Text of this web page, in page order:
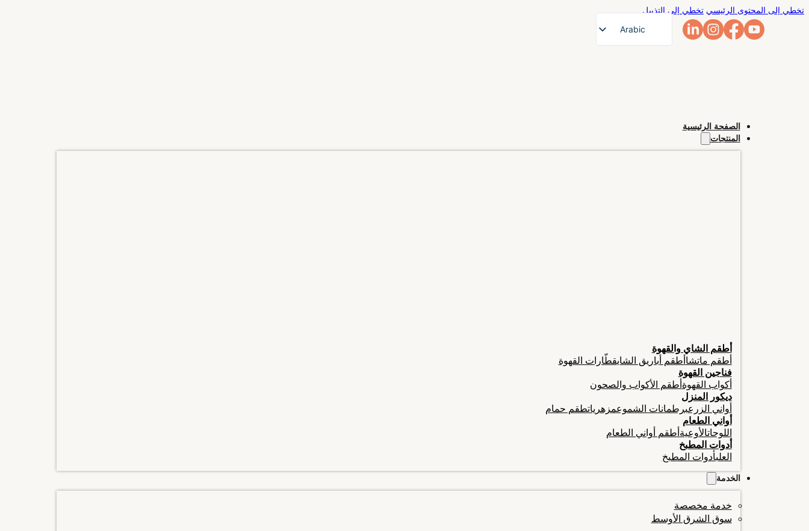
تخطي إلى المحتوى الرئيسي تخطي إلى التذييل
Arabic
Portuguese
الصفحة الرئيسية
المنتجات
أطقم الشاي والقهوة
أطقم ماتشاأطقم أباريق الشايقطّارات القهوة
فناجين القهوة
أكواب القهوةأطقم الأكواب والصحون
ديكور المنزل
أواني الزرعبرطمانات الشموعمزهرياتطقم حمام
أواني الطعام
اللوحاتالأوعيةأطقم أواني الطعام
أدوات المطبخ
العلبأدوات المطبخ
الخدمة
خدمة مخصصة
سوق الشرق الأوسط